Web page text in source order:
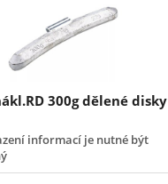
300g dělené disky
informací je nutné být